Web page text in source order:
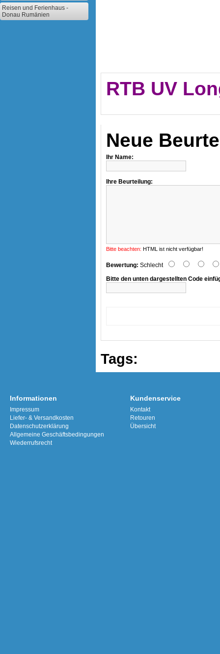
Reisen und Ferienhaus -
Donau Rumänien
RTB UV
Neue
Ihr Name:
Ihre Beurteilung:
Bitte beachten: HTML ist nicht verfügbar!
Bewertung: Schlecht
Bitte den unten dargestellten Code
Tags:
Informationen
Impressum
Liefer- & Versandkosten
Datenschutzerklärung
Allgemeine Geschäftsbedingungen
Wiederrufsrecht
Kundenservice
Kontakt
Retouren
Übersicht